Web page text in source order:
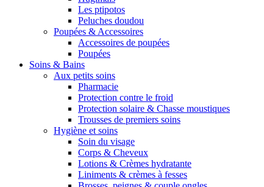
Les ptipotos
Peluches doudou
Poupées & Accessoires
Accessoires de poupées
Poupées
Soins & Bains
Aux petits soins
Pharmacie
Protection contre le froid
Protection solaire & Chasse moustiques
Trousses de premiers soins
Hygiène et soins
Soin du visage
Corps & Cheveux
Lotions & Crèmes hydratante
Liniments & crèmes à fesses